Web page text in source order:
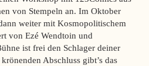
von Stempeln an. Im Oktober
weiter mit Kosmopolitischem
von Ezé Wendtoin und
ist frei den Schlager deiner
Abschluss gibt’s das